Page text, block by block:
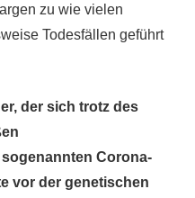
zu wie vielen
Todesfällen geführt
der sich trotz des
Corona-
vor der genetischen